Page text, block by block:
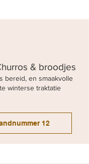
& broodjes
bereid, en smaakvolle
winterse traktatie
12